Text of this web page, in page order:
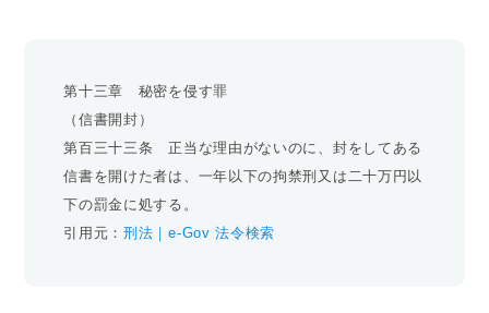
第十三章 秘密を侵す罪
（信書開封）
第百三十三条 正当な理由がないのに、封をしてある
信書を開けた者は、一年以下の拘禁刑又は二十万円以
下の罰金に処する。
引用元：刑法｜e-Gov 法令検索